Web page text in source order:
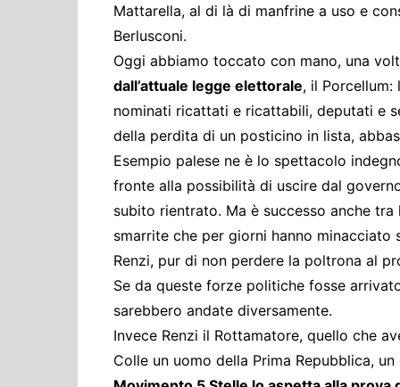
Mattarella, al di là di manfrine a uso e
Berlusconi.
Oggi abbiamo toccato con mano, una
dall’attuale legge elettorale, il Porcellum:
nominati ricattati e ricattabili, deputati e
della perdita di un posticino in lista,
Esempio palese ne è lo spettacolo
fronte alla possibilità di uscire dal
subito rientrato. Ma è successo anche
smarrite che per giorni hanno
Renzi, pur di non perdere la poltrona al
Se da queste forze politiche fosse
sarebbero andate diversamente.
Invece Renzi il Rottamatore, quello che
Colle un uomo della Prima Repubblica,